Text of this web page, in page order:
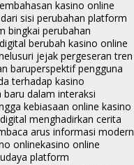
kasino online
sisi perubahan platform
bingkai perubahan
berubah kasino online
jejak pergeseran tren
baruperspektif pengguna
terhadap kasino
dalam interaksi
kebiasaan online kasino
menghadirkan cerita
arus informasi modern
onlinekasino online
platform